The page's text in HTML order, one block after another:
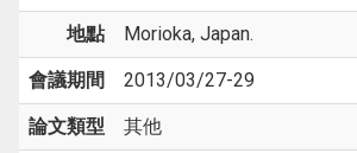
地點 Morioka, Japan.
會議期間 2013/03/27-29
論文類型 其他